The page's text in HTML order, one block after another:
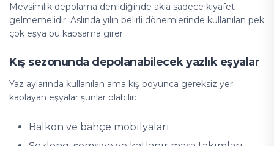
Mevsimlik depolama denildiğinde akla sadece kıyafet
gelmemelidir. Aslında yılın belirli dönemlerinde kullanılan pek
çok eşya bu kapsama girer.
Kış sezonunda depolanabilecek yazlık eşyalar
Yaz aylarında kullanılan ama kış boyunca gereksiz yer
kaplayan eşyalar şunlar olabilir:
Balkon ve bahçe mobilyaları